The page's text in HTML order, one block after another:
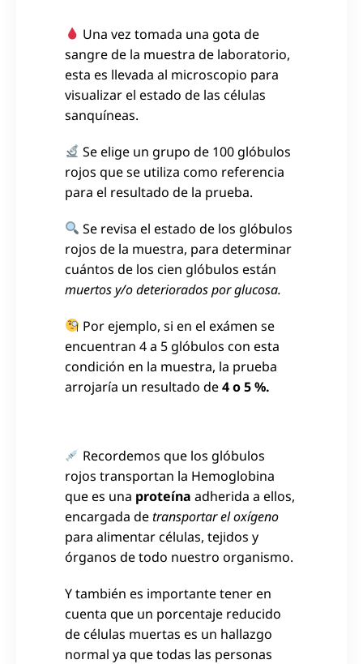
Una vez tomada una gota de
sangre de la muestra de laboratorio,
esta es llevada al microscopio para
visualizar el estado de las células
sanquíneas.
Se elige un grupo de 100 glóbulos
rojos que se utiliza como referencia
para el resultado de la prueba.
Se revisa el estado de los glóbulos
rojos de la muestra, para determinar
cuántos de los cien glóbulos están
muertos y/o deteriorados por glucosa.
Por ejemplo, si en el exámen se
encuentran 4 a 5 glóbulos con esta
condición en la muestra, la prueba
arrojaría un resultado de4 o 5 %.
Recordemos que los glóbulos
rojos transportan la Hemoglobina
que es una proteína adherida a ellos,
encargada detransportar el oxígeno
para alimentar células, tejidos y
órganos de todo nuestro organismo.
Y también es importante tener en
cuenta que un porcentaje reducido
de células muertas es un hallazgo
normal ya que todas las personas